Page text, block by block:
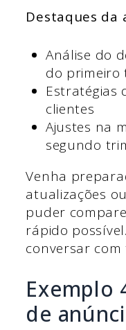
Destaques da
Análise do
do primeiro
Estratégias
clientes
Ajustes na
segundo
Venha
atualizações
puder
rápido
conversar com
Exemplo
de